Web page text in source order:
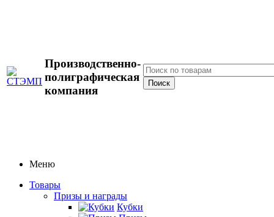
Производственно-
полиграфическая
компания
Меню
Товары
Призы и награды
Кубки